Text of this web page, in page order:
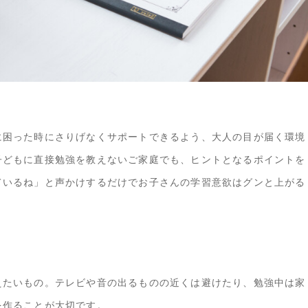
った時にさりげなくサポートできるよう、大人の目が届く環境
もに直接勉強を教えないご家庭でも、ヒントとなるポイントを
るね」と声かけするだけでお子さんの学習意欲はグンと上がる
いもの。テレビや音の出るものの近くは避けたり、勉強中は家
ることが大切です。